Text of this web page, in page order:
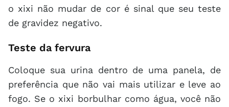
o xixi não mudar de cor é sinal que seu teste
de gravidez negativo.
Teste da fervura
Coloque sua urina dentro de uma panela, de
preferência que não vai mais utilizar e leve ao
fogo. Se o xixi borbulhar como água, você não